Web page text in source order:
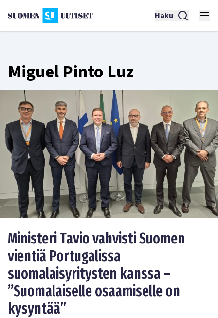
Haku
Miguel Pinto Luz
Ministeri Tavio vahvisti Suomen
vientiä Portugalissa
suomalaisyritysten kanssa –
”Suomalaiselle osaamiselle on
kysyntää”